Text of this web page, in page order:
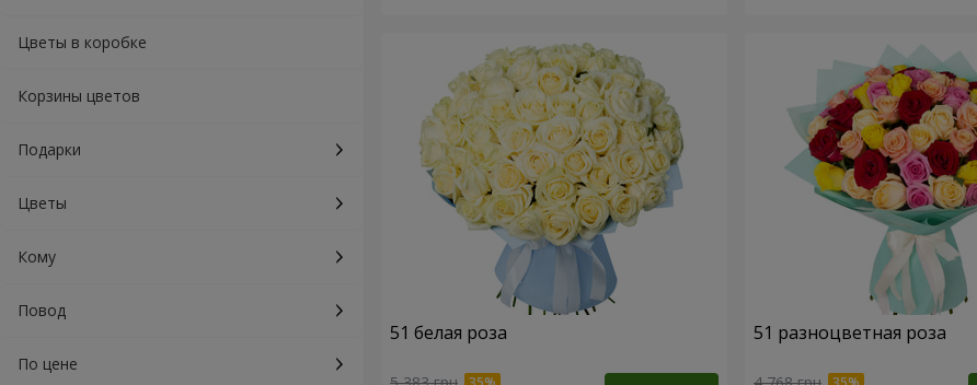
Цветы в коробке
Корзины цветов
Подарки
Цветы
Кому
Повод
По цене
51 белая роза 51 разноцветная роза